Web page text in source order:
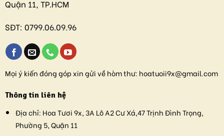
Quận 11, TP.HCM
SĐT: 0799.06.09.96
Mọi ý kiến đóng góp xin gửi về hòm thư: hoatuoii9x@gmail.com
Thông tin liên hệ
Địa chỉ: Hoa Tươi 9x, 3A Lô A2 Cư Xá,47 Trịnh Đình Trọng,
Phường 5, Quận 11